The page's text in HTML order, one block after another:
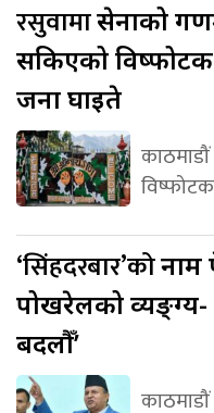
रसुवामासेनाको
सकिएको विष्फोटक
जना घाइते
विष्फोटक
‘सिंहदरबार’कोनाम
पोखरेलको व्यङ्ग्य-
बदलौँ’